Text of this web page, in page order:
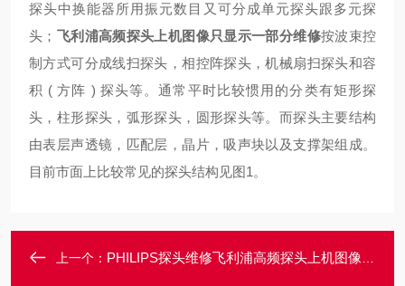
探头中换能器所用振元数目又可分成单元探头跟多元探
头； 飞利浦高频探头上机图像只显示一部分维修按波束控
制方式可分成线扫探头，相控阵探头，机械扇扫探头和容
积 ( 方阵 ) 探头等。通常平时比较惯用的分类有矩形探
头，柱形探头，弧形探头，圆形探头等。而探头主要结构
由表层声透镜，匹配层，晶片，吸声块以及支撑架组成。
目前市面上比较常见的探头结构见图1。
上一个： PHILIPS探头维修飞利浦高频探头上机图像显示不完整故障维修